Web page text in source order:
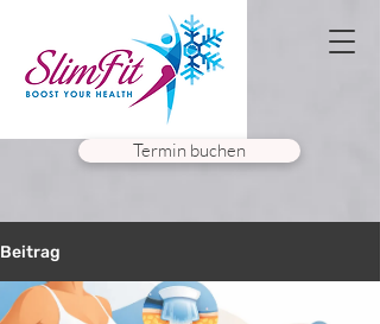
Termin buchen
Beitrag